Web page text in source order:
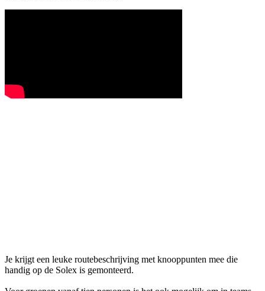
Je krijgt een leuke routebeschrijving met knooppunten mee die
handig op de Solex is gemonteerd.